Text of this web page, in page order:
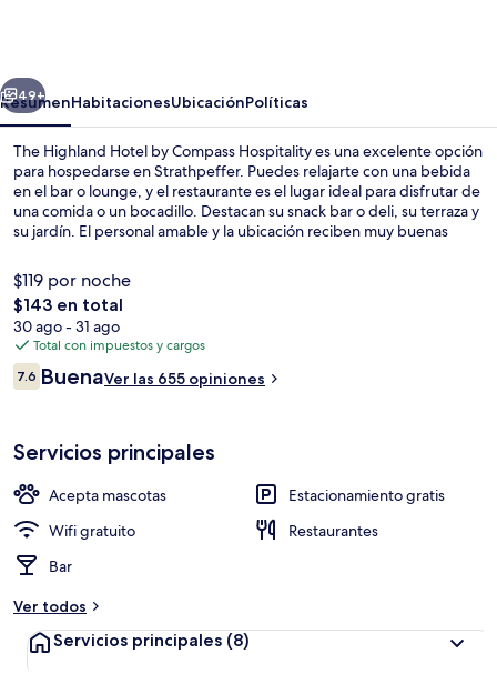
Compass
Hospitality
Siguiente
49+
ResumenHabitacionesUbicaciónPolíticas
The Highland Hotel by Compass Hospitality es una excelente opción
para hospedarse en Strathpeffer. Puedes relajarte con una bebida
en el bar o lounge, y el restaurante es el lugar ideal para disfrutar de
una comida o un bocadillo. Destacan su snack bar o deli, su terraza y
su jardín. El personal amable y la ubicación reciben muy buenas
$119 por noche
El
precio
total
es
de
$143 en total
30 ago - 31 ago
Total con impuestos y cargos
Opiniones
7.67.6 de 10,
BuenaVer las 655 opiniones
Servicios principales
Acepta mascotas
Estacionamiento gratis
Wifi gratuito
Restaurantes
Bar
Ver todos
Servicios principales (8)